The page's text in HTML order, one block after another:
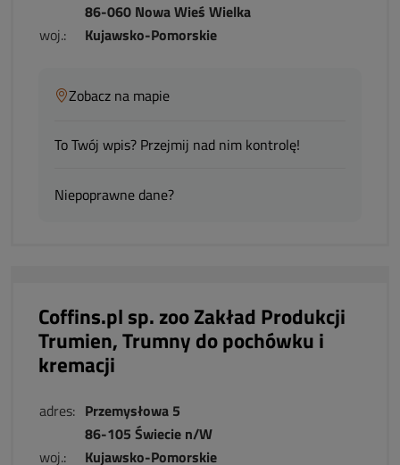
86-060 Nowa Wieś Wielka
woj.:
Kujawsko-Pomorskie
Zobacz na mapie
To Twój wpis? Przejmij nad nim kontrolę!
Niepoprawne dane?
Coffins.pl sp. zoo Zakład Produkcji
Trumien, Trumny do pochówku i
kremacji
adres: Przemysłowa 5
86-105 Świecie n/W
woj.:
Kujawsko-Pomorskie